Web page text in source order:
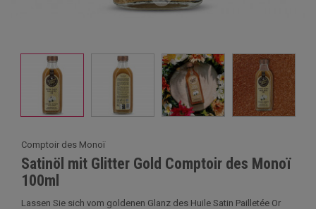
Comptoir des Monoï
Satinöl mit Glitter Gold Comptoir des Monoï
100ml
Lassen Sie sich vom goldenen Glanz des Huile Satin Pailletée Or